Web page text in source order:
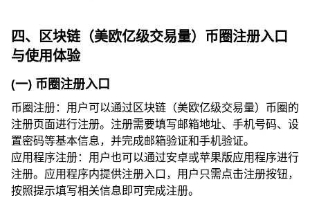
四、区块链（美欧亿级交易量）币圈注册入口
与使用体验
(一) 币圈注册入口
币圈注册：用户可以通过区块链（美欧亿级交易量）币圈的
注册页面进行注册。注册需要填写邮箱地址、手机号码、设
置密码等基本信息，并完成邮箱验证和手机验证。
应用程序注册：用户也可以通过安卓或苹果版应用程序进行
注册。应用程序内提供注册入口，用户只需点击注册按钮，
按照提示填写相关信息即可完成注册。